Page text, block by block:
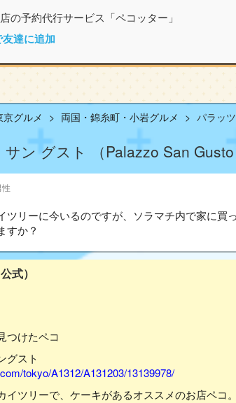
の予約代行サービス「ペコッター」
達に追加
京グルメ 両国・錦糸町・小岩グルメ パラッ
ン グスト （Palazzo San
ツリーに今いるのですが、ソラマチ内で家に買
すか？
式）
つけたペコ
グスト
tokyo/A1312/A131203/13139978/
イツリーで、ケーキがあるオススメのお店ペコ